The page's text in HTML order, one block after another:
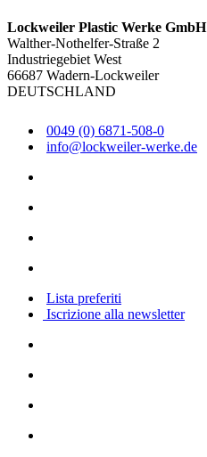
Lockweiler Plastic Werke GmbH
Walther-Nothelfer-Straße 2
Industriegebiet West
66687 Wadern-Lockweiler
DEUTSCHLAND
0049 (0) 6871-508-0
info@lockweiler-werke.de
Lista preferiti
Iscrizione alla newsletter